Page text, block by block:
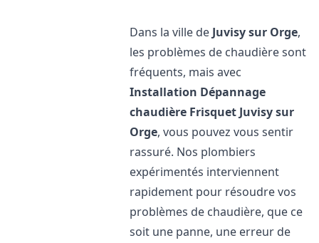
Dans la ville de Juvisy sur Orge,
les problèmes de chaudière sont
fréquents, mais avec
Installation Dépannage
chaudière Frisquet Juvisy sur
Orge, vous pouvez vous sentir
rassuré. Nos plombiers
expérimentés interviennent
rapidement pour résoudre vos
problèmes de chaudière, que ce
soit une panne, une erreur de